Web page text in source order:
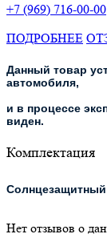
+7 (969) 716-00-00
ПОДРОБНЕЕ
Данный товар
автомобиля,
и в процессе
виден.
Комплектация
Нет отзывов о